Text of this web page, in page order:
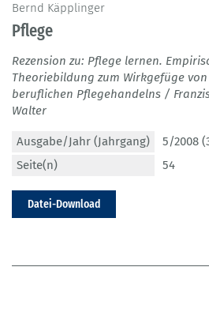
Bernd Käpplinger
Pflege
Rezension zu: Pflege lernen.
Theoriebildung zum Wirkgefüge
beruflichen Pflegehandelns /
Walter
Ausgabe/Jahr (Jahrgang)
5/2008
Seite(n)
54
Datei-Download